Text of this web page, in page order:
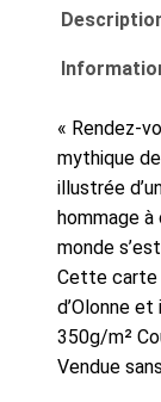
« Rendez-
mythique
illustrée
hommage
monde
Cette carte
d’Olonne
350g/m²
Vendue